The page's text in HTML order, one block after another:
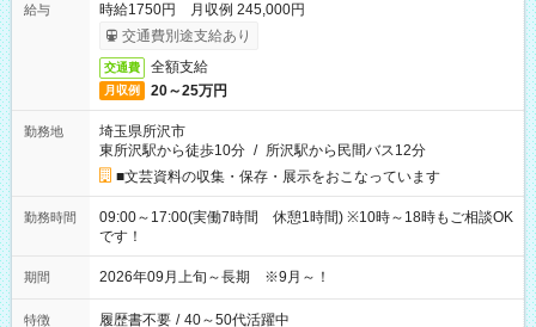
給与
時給1750円 月収例 245,000円
交通費別途支給あり
交通費 全額支給
月収例 20～25万円
勤務地
埼玉県所沢市
東所沢駅から徒歩10分 / 所沢駅から民間バス12分
■文芸資料の収集・保存・展示をおこなっています
勤務時間
09:00～17:00(実働7時間 休憩1時間) ※10時～18時もご相談OK
です！
期間 2026年09月上旬～長期 ※9月～！
特徴 履歴書不要 / 40～50代活躍中